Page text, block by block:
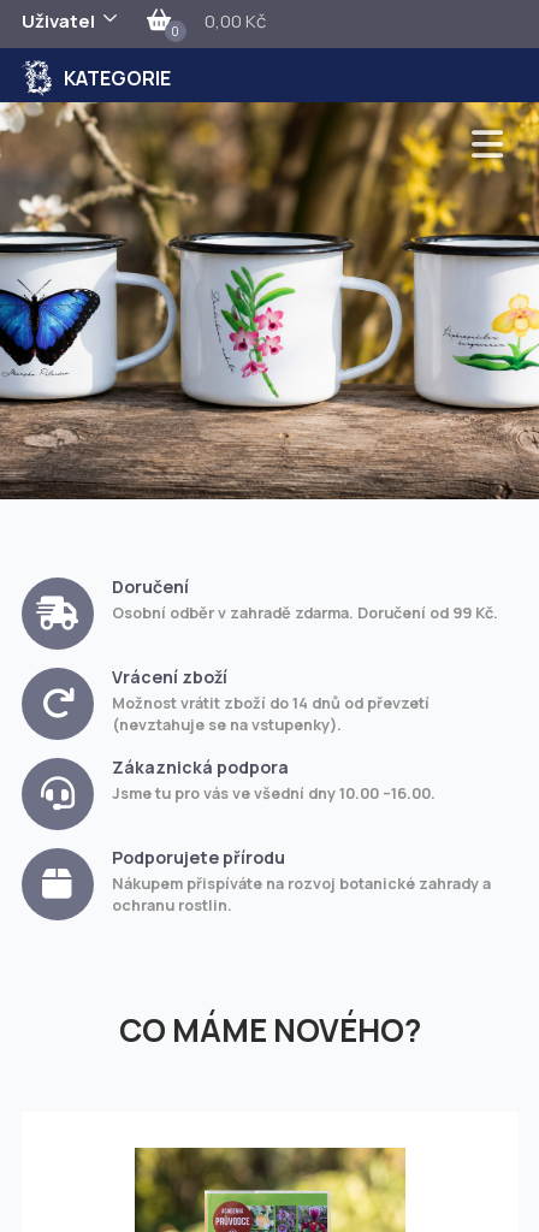
Uživatel 0 0,00 Kč
KATEGORIE
Doručení
Osobní odběr v zahradě zdarma. Doručení od 99 Kč.
Vrácení zboží
Možnost vrátit zboží do 14 dnů od převzetí
(nevztahuje se na vstupenky).
Zákaznická podpora
Jsme tu pro vás ve všední dny 10.00 –16.00.
Podporujete přírodu
Nákupem přispíváte na rozvoj botanické zahrady a
ochranu rostlin.
CO MÁME NOVÉHO?